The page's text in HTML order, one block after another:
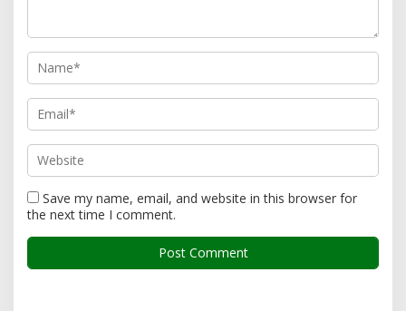
Save my name, email, and website in this browser for
the next time I comment.